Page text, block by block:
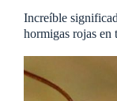
Increíble
hormigas rojas en